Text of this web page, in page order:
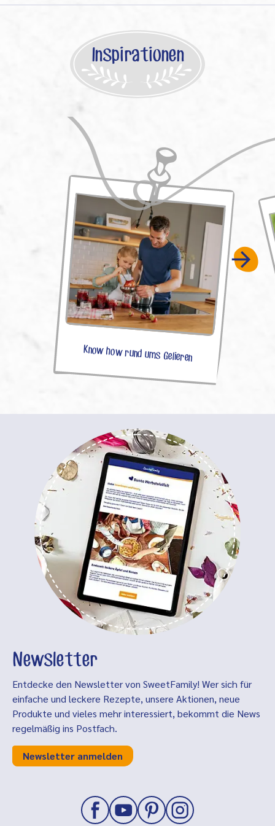
Inspirationen
Know how rund ums Gelieren
Newsletter
Entdecke den Newsletter von SweetFamily! Wer sich für
einfache und leckere Rezepte, unsere Aktionen, neue
Produkte und vieles mehr interessiert, bekommt die News
regelmäßig ins Postfach.
Newsletter anmelden